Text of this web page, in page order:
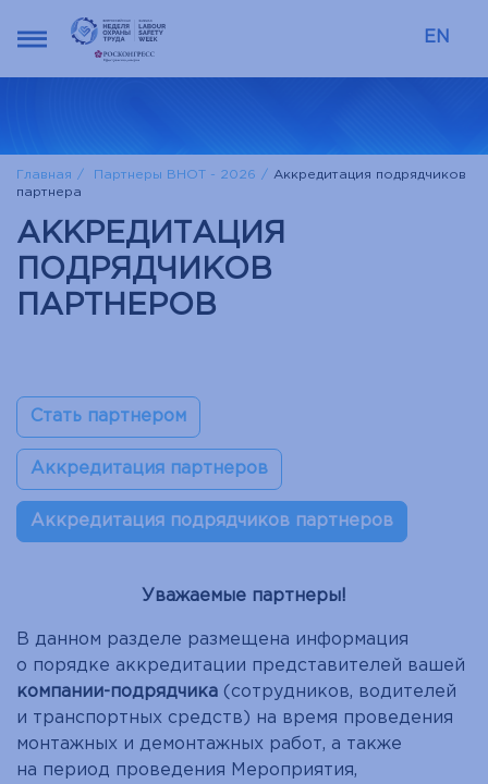
EN
Главная Партнеры ВНОТ - 2026
Аккредитация подрядчиков
партнера
АККРЕДИТАЦИЯ
ПОДРЯДЧИКОВ
ПАРТНЕРОВ
Стать партнером
Аккредитация партнеров
Аккредитация подрядчиков партнеров
Уважаемые партнеры!
В данном разделе размещена информация
о порядке аккредитации представителей вашей
компании-подрядчика (сотрудников, водителей
и транспортных средств) на время проведения
монтажных и демонтажных работ, а также
на период проведения Мероприятия,